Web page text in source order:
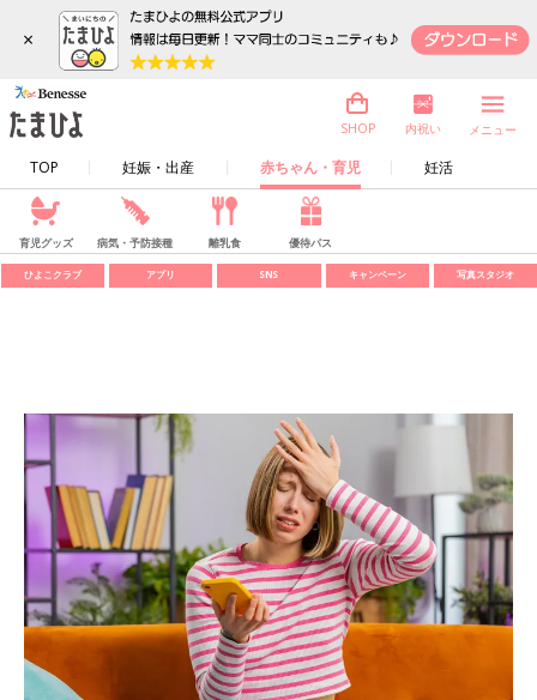
×
TOP 妊娠・出産 赤ちゃん・育児 妊活
SHOP 内祝い メニュー
育児グッズ 病気・予防接種 離乳食 優待パス
ひよこクラブ アプリ SNS キャンペーン 写真スタジオ